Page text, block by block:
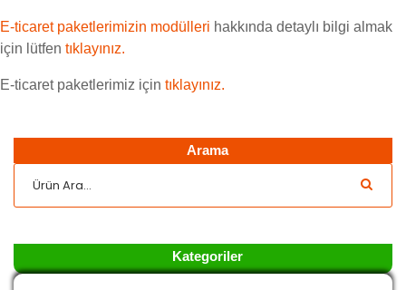
E-ticaret paketlerimizin modülleri hakkında detaylı bilgi almak
için lütfen tıklayınız.
E-ticaret paketlerimiz için tıklayınız.
Arama
Kategoriler